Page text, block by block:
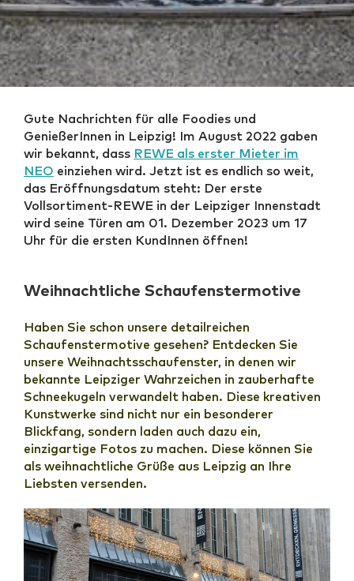
Gute Nachrichten für alle Foodies und
GenießerInnen in Leipzig! Im August 2022 gaben
wir bekannt, dass REWE als erster Mieter im
NEO einziehen wird. Jetzt ist es endlich so weit,
das Eröffnungsdatum steht: Der erste
Vollsortiment-REWE in der Leipziger Innenstadt
wird seine Türen am 01. Dezember 2023 um 17
Uhr für die ersten KundInnen öffnen!
Weihnachtliche Schaufenstermotive
Haben Sie schon unsere detailreichen
Schaufenstermotive gesehen? Entdecken Sie
unsere Weihnachtsschaufenster, in denen wir
bekannte Leipziger Wahrzeichen in zauberhafte
Schneekugeln verwandelt haben. Diese kreativen
Kunstwerke sind nicht nur ein besonderer
Blickfang, sondern laden auch dazu ein,
einzigartige Fotos zu machen. Diese können Sie
als weihnachtliche Grüße aus Leipzig an Ihre
Liebsten versenden.